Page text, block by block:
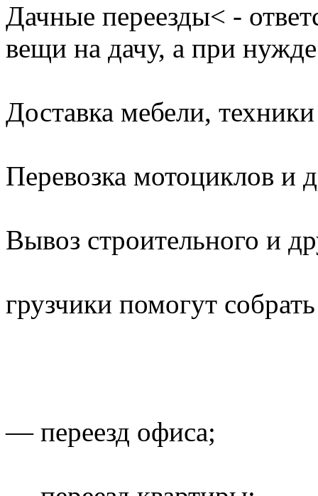
Дачные переезды< -
вещи на дачу, а при
Доставка мебели,
Перевозка мотоциклов и
Вывоз строительного и
грузчики помогут
— переезд офиса;